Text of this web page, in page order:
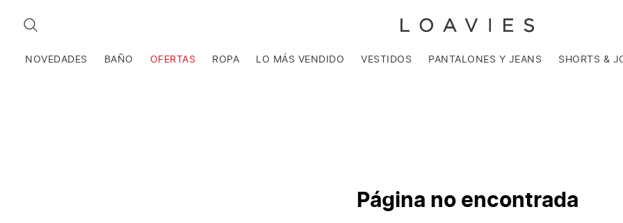
BUSCAR
NOVEDADES BAÑO OFERTAS ROPA LO MÁS VENDIDO VESTIDOS PANTALONES Y JEANS SHORTS &
Página no encontrada